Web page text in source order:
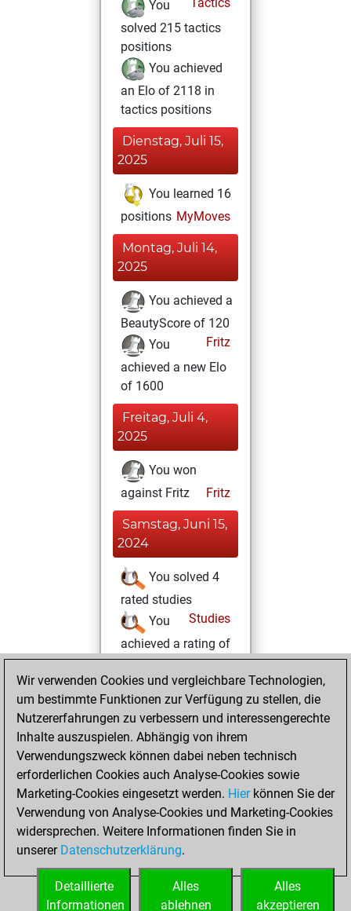
You
solved 215 tactics
positions
You achieved
an Elo of 2118 in
tactics positions
Dienstag, Juli 15,
2025
You learned 16
positions MyMoves
Montag, Juli 14,
2025
You achieved a
BeautyScore of 120
Fritz
You
achieved a new Elo
of 1600
Freitag, Juli 4,
2025
You won
against Fritz
Fritz
Samstag, Juni 15,
2024
You solved 4
rated studies
Studies
You
achieved a rating of
90
Freitag, Mai 17,
2024
You created
your Fritz account
Fritz
Montag, Mai
13, 2024
You created
your Studies account
Studies
Wir verwenden Cookies und vergleichbare Technologien,
um bestimmte Funktionen zur Verfügung zu stellen, die
Nutzererfahrungen zu verbessern und interessengerechte
Inhalte auszuspielen. Abhängig von ihrem
Verwendungszweck können dabei neben technisch
erforderlichen Cookies auch Analyse-Cookies sowie
Marketing-Cookies eingesetzt werden. Hierkönnen Sie der
Verwendung von Analyse-Cookies und Marketing-Cookies
widersprechen. Weitere Informationen finden Sie in
unserer Datenschutzerklärung.
Alles
akzeptieren
Alles
ablehnen
Detaillierte
Informationen